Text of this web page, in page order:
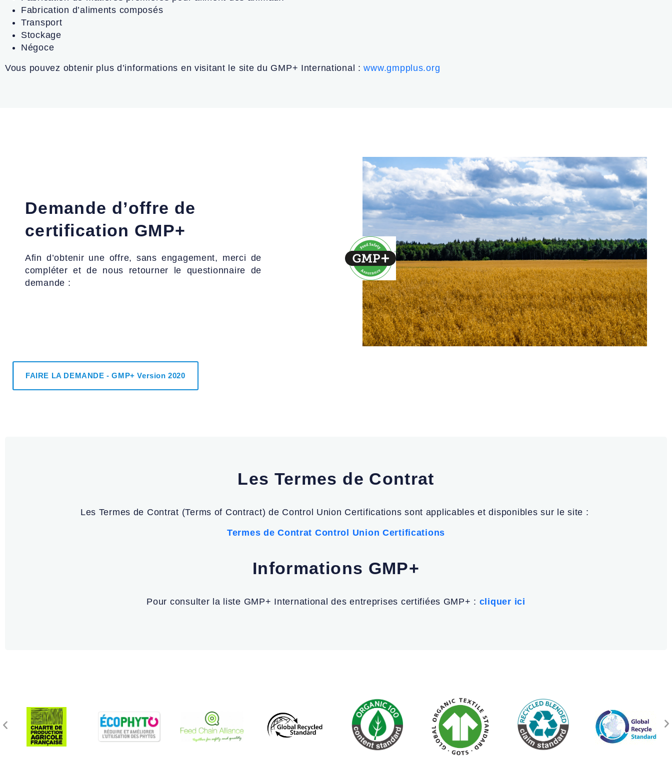
Fabrication d’aliments composés
Transport
Stockage
Négoce
Vous pouvez obtenir plus d’informations en visitant le site du GMP+ International :www.gmpplus.org
Demande d’offre de
certification GMP+
Afin d’obtenir une offre, sans engagement, merci de
compléter et de nous retourner le questionnaire de
demande :
FAIRE LA DEMANDE - GMP+ Version 2020
Les Termes de Contrat
Les Termes de Contrat (Terms of Contract) de Control Union Certifications sont applicables et disponibles sur le site :
Termes de Contrat Control Union Certifications
Informations GMP+
Pour consulter la liste GMP+ International des entreprises certifiées GMP+ : cliquer ici